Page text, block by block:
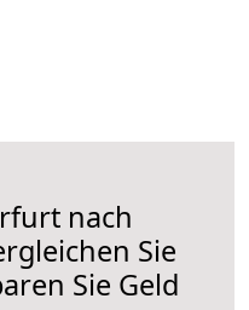
nach
Sie
Sie Geld